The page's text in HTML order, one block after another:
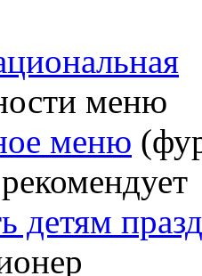
меню
меню
детям